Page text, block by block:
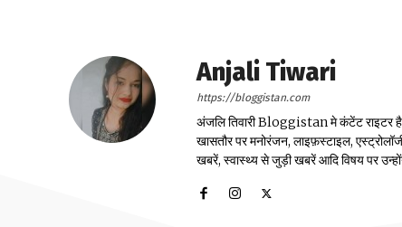
Anjali Tiwari
https://bloggistan.com
अंजलि तिवारी Bloggistan मे कंटेंट राइटर
खासतौर पर मनोरंजन, लाइफ़स्टाइल,
खबरें, स्वास्थ्य से जुड़ी खबरें आदि विषय पर